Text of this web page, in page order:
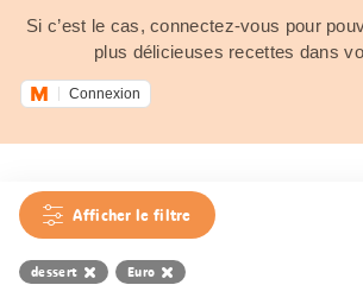
Si c’est le cas, connectez-vous pour
plus délicieuses recettes dans
Connexion
Afficher le filtre
dessert Euro